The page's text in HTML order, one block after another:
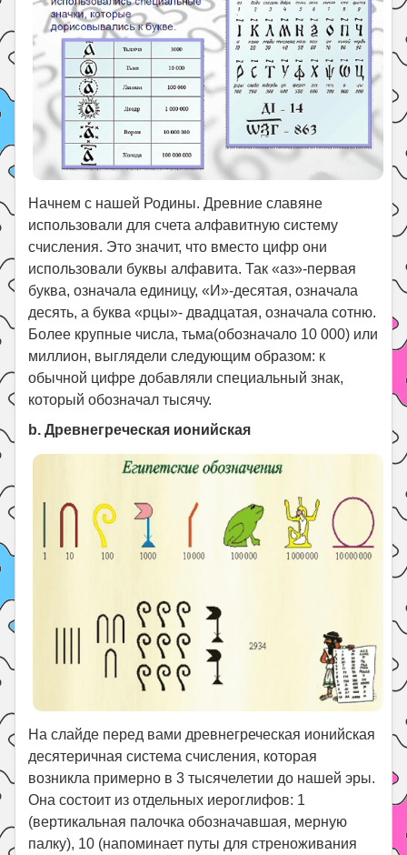
Начнем с нашей Родины. Древние славяне
использовали для счета алфавитную систему
счисления. Это значит, что вместо цифр они
использовали буквы алфавита. Так «аз»-первая
буква, означала единицу, «И»-десятая, означала
десять, а буква «рцы»- двадцатая, означала сотню.
Более крупные числа, тьма(обозначало 10 000) или
миллион, выглядели следующим образом: к
обычной цифре добавляли специальный знак,
который обозначал тысячу.
b. Древнегреческая ионийская
На слайде перед вами древнегреческая ионийская
десятеричная система счисления, которая
возникла примерно в 3 тысячелетии до нашей эры.
Она состоит из отдельных иероглифов: 1
(вертикальная палочка обозначавшая, мерную
палку), 10 (напоминает путы для стреноживания